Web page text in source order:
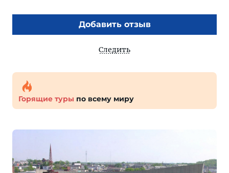
Добавить отзыв
Следить
Горящие туры по всему миру